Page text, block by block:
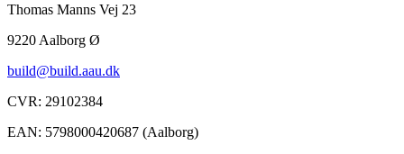
Thomas Manns Vej 23
9220 Aalborg Ø
build@build.aau.dk
CVR: 29102384
EAN: 5798000420687 (Aalborg)